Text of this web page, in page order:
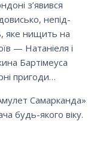
з’явився
непід­
яке нищить на
— Ната­ніеля і
Бартімеуса
пригоди…
Самарканда»
будь-якого віку.